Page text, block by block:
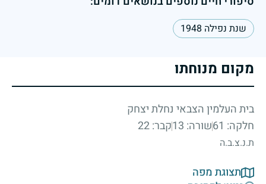
שנת נפילה 1948
מקום מנוחתו
בית העלמין הצבאי נחלת יצחק
חלקה: 61
שורה: 13 קבר: 22
ת.נ.צ.ב.ה
תצוגת מפה